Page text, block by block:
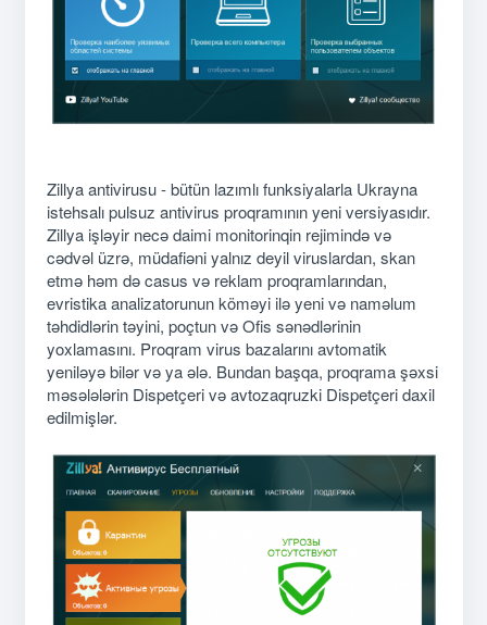
Zillya antivirusu - bütün lazımlı funksiyalarla Ukrayna
istehsalı pulsuz antivirus proqramının yeni versiyasıdır.
Zillya işləyir necə daimi monitorinqin rejimində və
cədvəl üzrə, müdafiəni yalnız deyil viruslardan, skan
etmə həm də casus və reklam proqramlarından,
evristika analizatorunun köməyi ilə yeni və naməlum
təhdidlərin təyini, poçtun və Ofis sənədlərinin
yoxlamasını. Proqram virus bazalarını avtomatik
yeniləyə bilər və ya ələ. Bundan başqa, proqrama şəxsi
məsələlərin Dispetçeri və avtozaqruzki Dispetçeri daxil
edilmişlər.